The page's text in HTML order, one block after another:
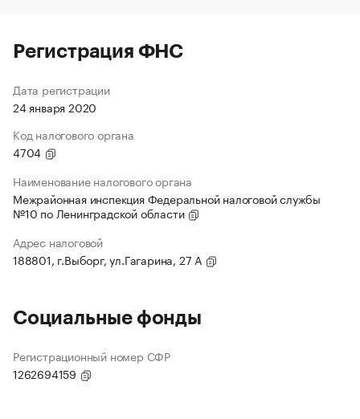
Регистрация ФНС
Дата регистрации
24 января 2020
Код налогового органа
4704
Наименование налогового органа
Межрайонная инспекция Федеральной налоговой службы
№10 по Ленинградской области
Адрес налоговой
188801, г.Выборг, ул.Гагарина, 27 А
Социальные фонды
Регистрационный номер СФР
1262694159